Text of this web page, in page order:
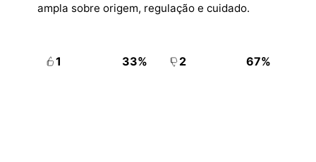
ampla sobre origem, regulação e cuidado.
1 33% 2 67%